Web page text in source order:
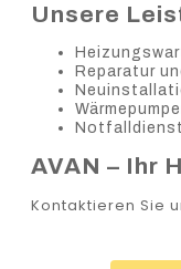
Unsere
Reparatur
AVAN – Ihr
Kontaktieren Sie